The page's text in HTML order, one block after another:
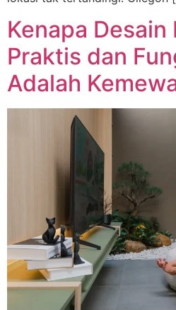
Kenapa Desain
Praktis dan
Adalah